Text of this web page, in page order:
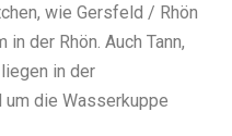
wie Gersfeld / Rhön
der Rhön. Auch Tann,
in der
um die Wasserkuppe